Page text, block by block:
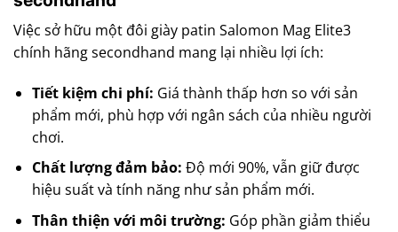
Việc sở hữu một đôi giày patin Salomon Mag Elite3
chính hãng secondhand mang lại nhiều lợi ích:
Tiết kiệm chi phí: Giá thành thấp hơn so với sản
phẩm mới, phù hợp với ngân sách của nhiều người
chơi.
Chất lượng đảm bảo: Độ mới 90%, vẫn giữ được
hiệu suất và tính năng như sản phẩm mới.
Thân thiện với môi trường: Góp phần giảm thiểu